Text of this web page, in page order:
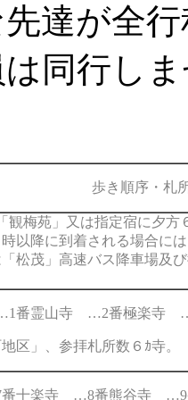
達が全
は同行し
歩き順序・札
観梅苑」又は指定宿に夕
以降に到着される場合に
「松茂」高速バス降車場及
番霊山寺 …2番極楽
区」、参拝札所数６ｶ寺。
十楽寺 …8番熊谷寺